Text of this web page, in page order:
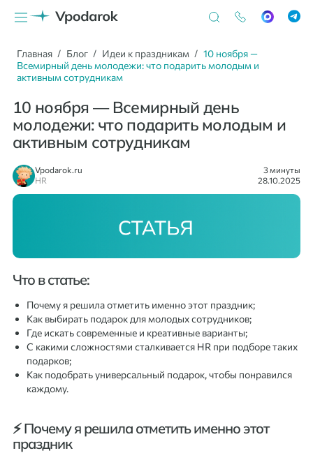
Главная Блог Идеи к праздникам
10 ноября —
Всемирный день молодежи: что подарить молодым и
активным сотрудникам
10 ноября — Всемирный день
молодежи: что подарить молодым и
активным сотрудникам
Vpodarok.ru
HR
3 минуты
28.10.2025
Что в статье:
Почему я решила отметить именно этот праздник;
Как выбирать подарок для молодых сотрудников;
Где искать современные и креативные варианты;
С какими сложностями сталкивается HR при подборе таких
подарков;
Как подобрать универсальный подарок, чтобы понравился
каждому.
⚡ Почему я решила отметить именно этот
праздник